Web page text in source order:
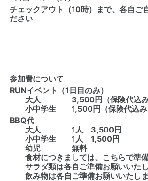
チェックアウト（10時）まで、各自ご
ださい
参加費について
RUNイベント（1日目のみ）
大人 3,500円（保険代込み
小中学生 1,500円（保険代込み
BBQ代
大人 1人 3,500円
小中学生 1人 1,500円
幼児 無料
食材につきましては、こちらで準備
サラダ類は各自ご準備お願いいたし
飲み物は各自ご準備お願いいたしま